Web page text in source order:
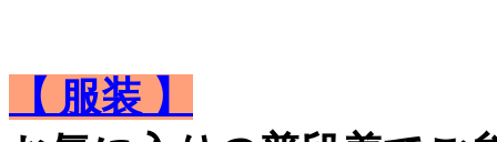
【 服装 】